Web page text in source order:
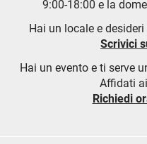
9:00-18:00 e la
Hai un locale e
Scrivici
Hai un evento e ti serve
Affidati
Richiedi